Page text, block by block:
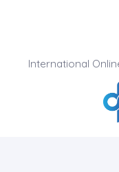
International